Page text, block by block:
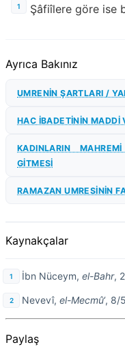
1 Şâfiîlere göre ise
Ayrıca Bakınız
UMRENİN ŞARTLARI /
HAC İBADETİNİN MADDİ
KADINLARIN
GİTMESİ
RAMAZAN UMRESİNİN
Kaynakçalar
İbn Nüceym, el-Bahr,
Nevevî, el-Mecmû‘, 8/
Paylaş